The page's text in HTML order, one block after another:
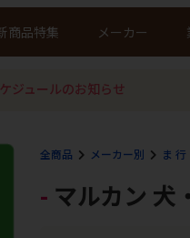
商品特集 メーカー
ジュールのお知らせ
全商品 メーカー別 ま 行
マルカン 犬